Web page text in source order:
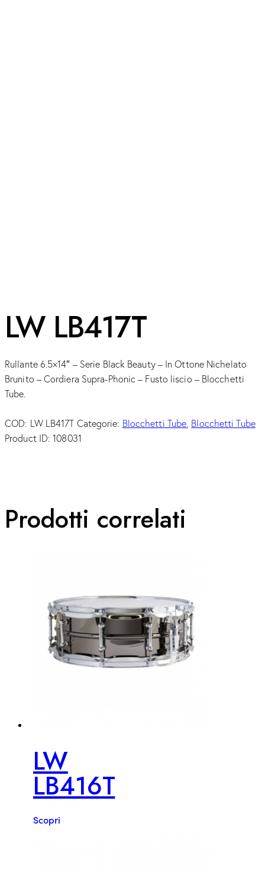
LW LB417T
Rullante 6.5×14″ – Serie Black Beauty – In Ottone Nichelato
Brunito – Cordiera Supra-Phonic – Fusto liscio – Blocchetti
Tube.
COD: LW LB417T Categorie: Blocchetti Tube, Blocchetti Tube
Product ID:108031
Prodotti correlati
LW
LB416T
Scopri